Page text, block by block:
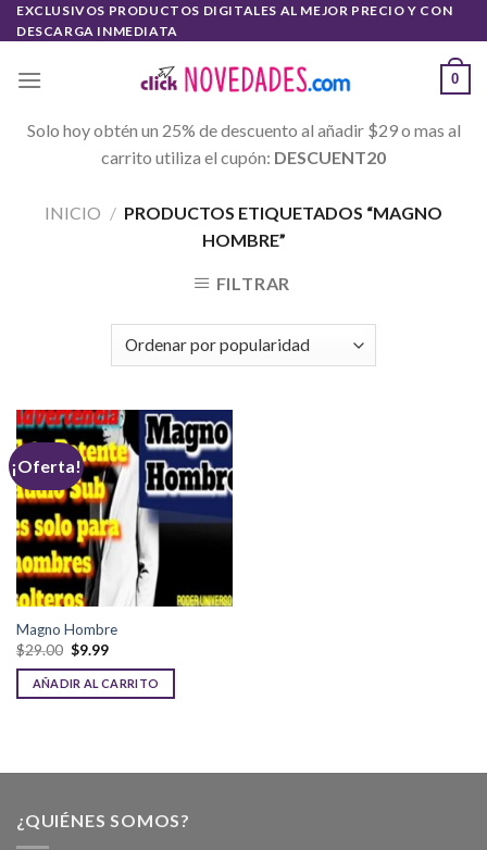
Skip
to
EXCLUSIVOS PRODUCTOS DIGITALES AL MEJOR PRECIO Y CON
DESCARGA INMEDIATA
0
Solo hoy obtén un 25% de descuento al añadir $29 o mas al
carrito utiliza el cupón: DESCUENT20
INICIO / PRODUCTOS ETIQUETADOS “MAGNO
HOMBRE”
FILTRAR
¡Oferta!
Magno Hombre
$29.00 $9.99
AÑADIR AL CARRITO
¿QUIÉNES SOMOS?